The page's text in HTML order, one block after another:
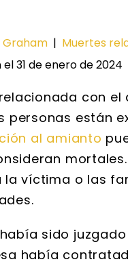
Graham | Muertes
31 de enero de 2024
con
personas están
al amianto
la víctima o las
sido
había